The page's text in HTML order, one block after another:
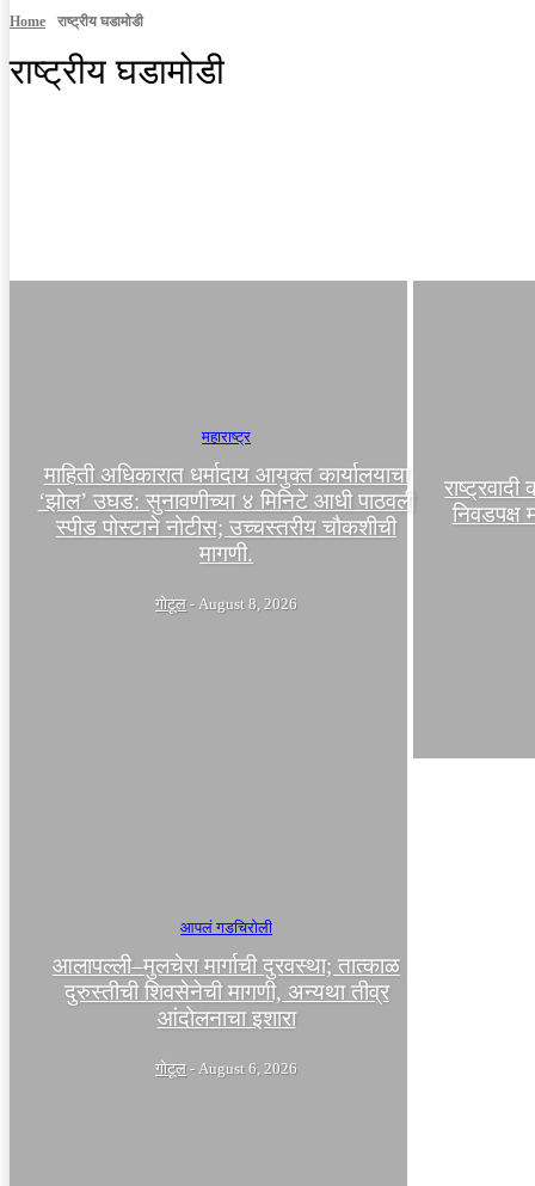
Home राष्ट्रीय घडामोडी
राष्ट्रीय घडामोडी
महाराष्ट्र
माहिती अधिकारात धर्मादाय आयुक्त कार्यालयाचा
‘झोल’ उघड: सुनावणीच्या ४ मिनिटे आधी पाठवली
स्पीड पोस्टाने नोटीस; उच्चस्तरीय चौकशीची
मागणी.
गोटूल - August 8, 2026
निवडपक्ष
आपलं गडचिरोली
आलापल्ली–मुलचेरा मार्गाची दुरवस्था; तात्काळ
दुरुस्तीची शिवसेनेची मागणी, अन्यथा तीव्र
आंदोलनाचा इशारा
गोटूल - August 6, 2026